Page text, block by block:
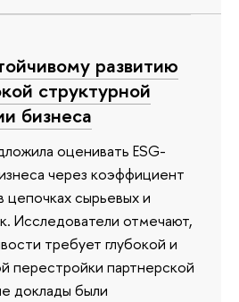
развитию
структурной
бизнеса
оценивать ESG-
через коэффициент
цепочках сырьевых и
Исследователи отмечают,
требует глубокой и
перестройки партнерской
доклады были